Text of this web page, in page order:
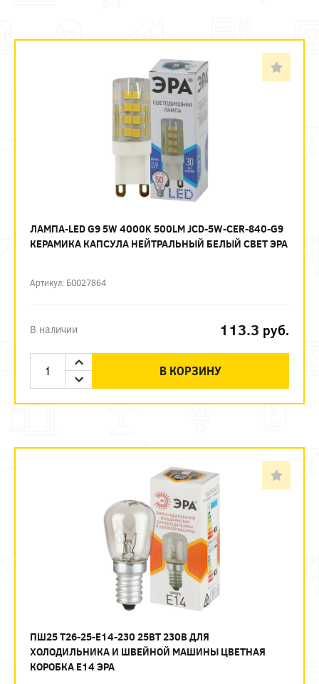
ЛАМПА-LED G9 5W 4000K 500LM JCD-5W-CER-840-G9
КЕРАМИКА КАПСУЛА НЕЙТРАЛЬНЫЙ БЕЛЫЙ СВЕТ ЭРА
Артикул: Б0027864
В наличии 113.3 руб.
В КОРЗИНУ
ПШ25 T26-25-E14-230 25ВТ 230В ДЛЯ
ХОЛОДИЛЬНИКА И ШВЕЙНОЙ МАШИНЫ ЦВЕТНАЯ
КОРОБКА Е14 ЭРА